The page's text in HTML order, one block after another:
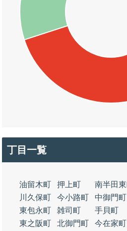
丁目一覧
油留木町 押上町 南半田
川久保町
今小路町 中御門町
東包永町
雑司町 手貝町
東之阪町
北御門町 今在家町